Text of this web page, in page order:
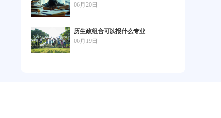
06月20日
历生政组合可以报什么专业
06月19日